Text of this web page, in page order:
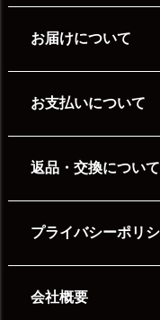
お届けについて
お支払いについて
返品・交換について
プライバシーポリ
会社概要